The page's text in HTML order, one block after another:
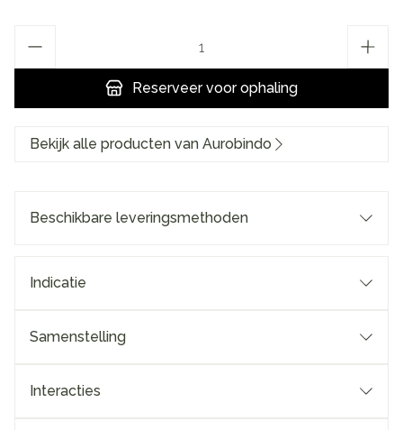
Reserveervoor ophaling
Bekijk alle producten van Aurobindo
Beschikbare leveringsmethoden
Indicatie
Samenstelling
Interacties